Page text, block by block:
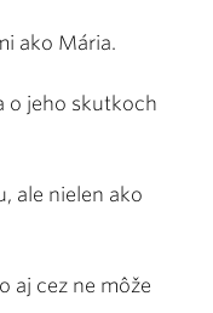
ako Mária.
o jeho skutkoch
ale nielen ako
aj cez ne môže